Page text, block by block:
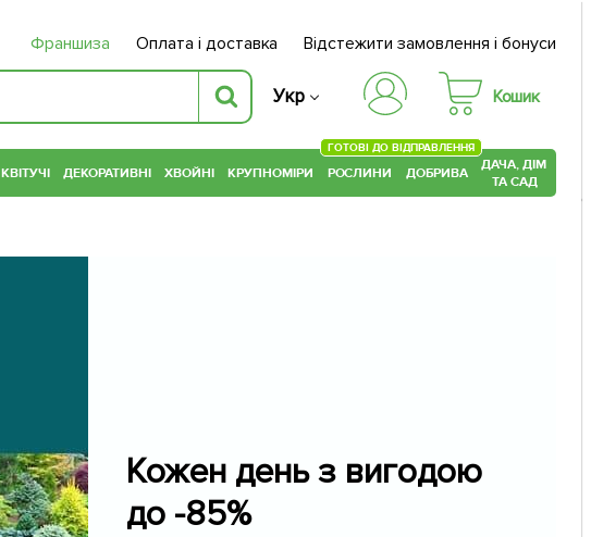
Франшиза Оплата і доставка Відстежити замовлення і бонуси
Укр Кошик
КВІТУЧІ ДЕКОРАТИВНІ ХВОЙНІ КРУПНОМІРИ РОСЛИНИ
ГОТОВІ ДО ВІДПРАВЛЕННЯ
ДОБРИВА
ДАЧА, ДІМ
ТА САД
Кожен день з вигодою
до -85%